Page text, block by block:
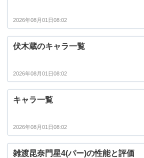
2026年08月01日08:02
伏木蔵のキャラ一覧
2026年08月01日08:02
キャラ一覧
2026年08月01日08:02
雑渡昆奈門星4(パー)の性能と評価